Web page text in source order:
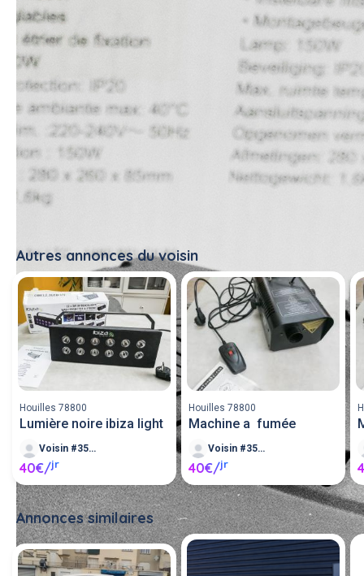
Autres annonces du voisin
Houilles 78800
Lumière noire ibiza light
Voisin #35182
40€/jr
Houilles 78800
Machine a fumée
Voisin #35182
40€/jr
Annonces similaires Tout voir